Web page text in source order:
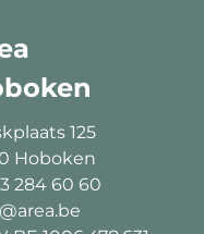
125
Hoboken
284 60 60